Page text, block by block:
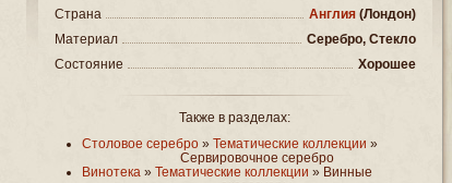
Страна
Англия (Лондон)
Материал
Серебро, Стекло
Состояние
Хорошее
Также в разделах:
Столовое серебро» Тематические коллекции »
Сервировочное серебро
Винотека » Тематические коллекции » Винные